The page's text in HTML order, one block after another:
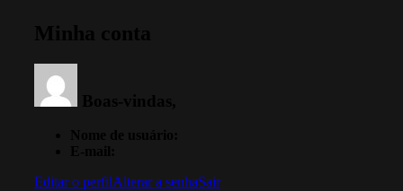
Editar o perfilAlterar a senhaSair